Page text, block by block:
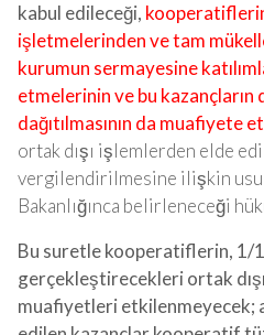
kabul edileceği,
işletmelerinden ve tam
kurumun sermayesine
etmelerinin ve bu
dağıtılmasının da muafiyete
ortak dışı işlemlerden elde
vergilendirilmesine ilişkin
Bakanlığınca belirleneceği
Bu suretle kooperatiflerin,
gerçekleştirecekleri ortak
muafiyetleri etkilenmeyecek;